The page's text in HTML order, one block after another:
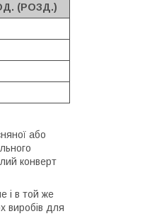
(РОЗД.)
або
конверт
і в той же
виробів для